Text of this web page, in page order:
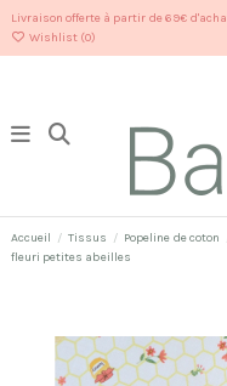
Livraison offerte à partir de 69€
Wishlist (0)
Accueil Tissus Popeline de coton
fleuri petites abeilles